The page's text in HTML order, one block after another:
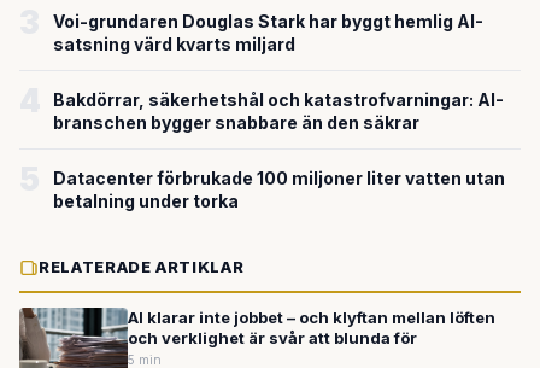
Voi-grundaren Douglas Stark har byggt hemlig AI-
satsning värd kvarts miljard
Bakdörrar, säkerhetshål och katastrofvarningar: AI-
branschen bygger snabbare än den säkrar
Datacenter förbrukade 100 miljoner liter vatten utan
betalning under torka
RELATERADE ARTIKLAR
AI klarar inte jobbet – och klyftan mellan löften
och verklighet är svår att blunda för
5 min